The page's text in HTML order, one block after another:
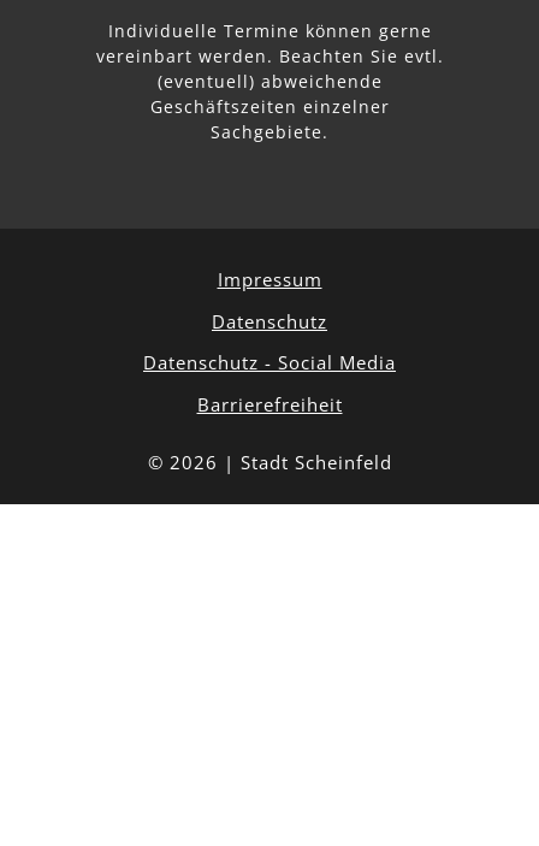
Individuelle Termine können gerne
vereinbart werden. Beachten Sie evtl.
abweichende
Geschäftszeiten einzelner
Sachgebiete.
Impressum
Datenschutz
Datenschutz - Social Media
Barrierefreiheit
© 2026 | Stadt Scheinfeld